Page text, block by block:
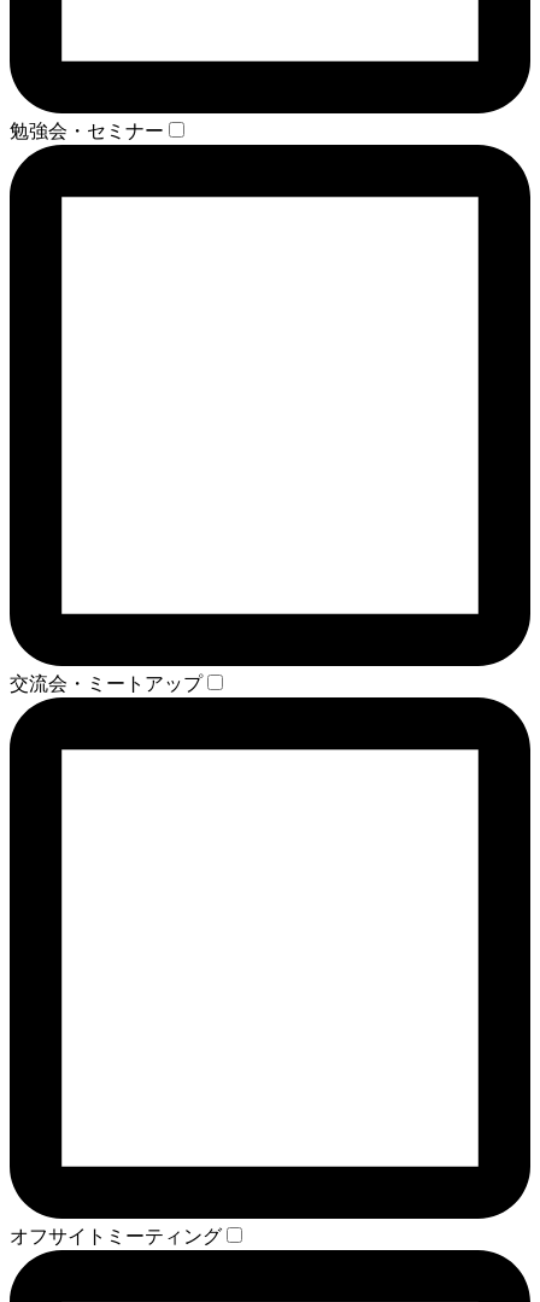
勉強会・セミナー
交流会・ミートアップ
オフサイトミーティング